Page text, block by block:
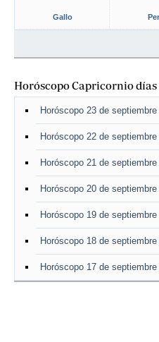
Gallo
Horóscopo Capricornio
Horóscopo 23 de
Horóscopo 22 de
Horóscopo 21 de
Horóscopo 20 de
Horóscopo 19 de
Horóscopo 18 de
Horóscopo 17 de